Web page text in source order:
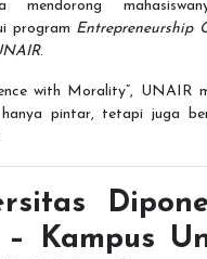
program Entrepreneurship
.
with Morality”, UNAIR
pintar, tetapi juga
Kampus